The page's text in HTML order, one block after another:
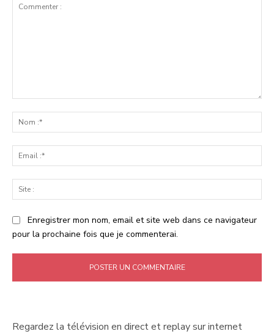
:*
:*
:
Enregistrer mon nom, email et site web dans ce navigateur
pour la prochaine fois que je commenterai.
Regardez la télévision en direct et replay sur internet